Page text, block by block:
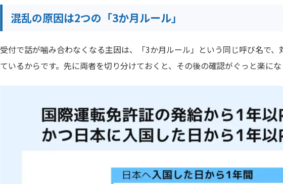
混乱の原因は2つの「3か月ルール」
受付で話が噛み合わなくなる主因は、「3か月ルール」という同じ呼び名で
ているからです。先に両者を切り分けておくと、その後の確認がぐっと楽にな